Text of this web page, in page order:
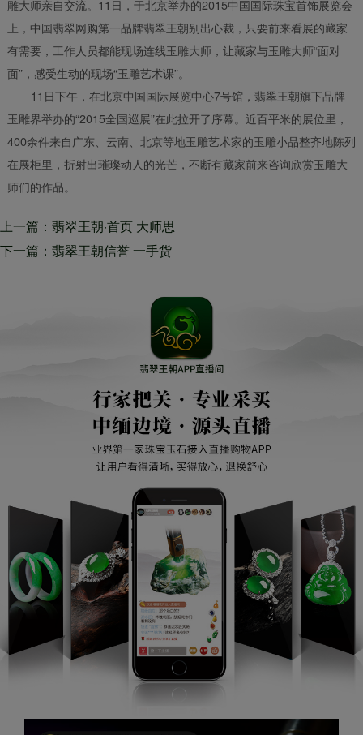
雕大师亲自交流。11日，于北京举办的2015中国国际珠宝首饰展览会
上，中国翡翠网购第一品牌翡翠王朝别出心裁，只要前来看展的藏家
有需要，工作人员都能现场连线玉雕大师，让藏家与玉雕大师“面对
面”，感受生动的现场“玉雕艺术课”。
11日下午，在北京中国国际展览中心7号馆，翡翠王朝旗下品牌
玉雕界举办的“2015全国巡展”在此拉开了序幕。近百平米的展位里，
400余件来自广东、云南、北京等地玉雕艺术家的玉雕小品整齐地陈列
在展柜里，折射出璀璨动人的光芒，不断有藏家前来咨询欣赏玉雕大
师们的作品。
上一篇：翡翠王朝·首页 大师思
想深邃
下一篇：翡翠王朝信誉 一手货